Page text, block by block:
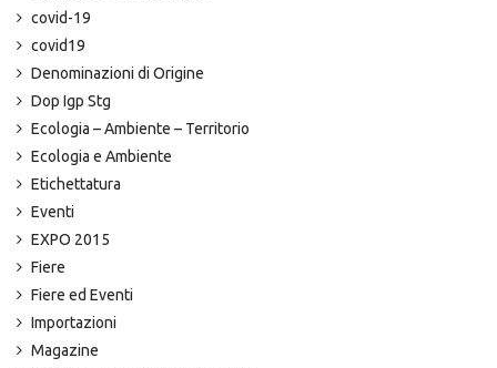
covid-19
covid19
Denominazioni di Origine
Dop Igp Stg
Ecologia – Ambiente – Territorio
Ecologia e Ambiente
Etichettatura
Eventi
EXPO 2015
Fiere
Fiere ed Eventi
Importazioni
Magazine